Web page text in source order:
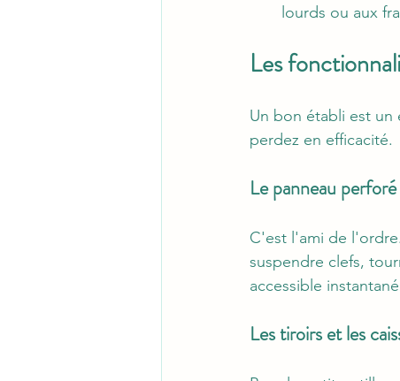
lourds ou aux
Les
Un bon établi est un
perdez en efficacité.
Le panneau
C'est l'ami de
suspendre clefs,
accessible
Les tiroirs et les